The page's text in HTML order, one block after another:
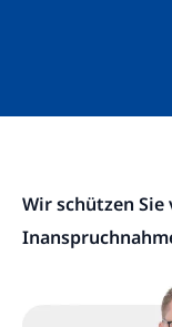
Wir schützen